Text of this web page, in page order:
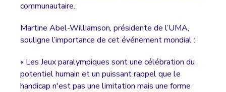
communautaire.
Martine Abel-Williamson, présidente de l’UMA,
souligne l’importance de cet événement mondial :
« Les Jeux paralympiques sont une célébration du
potentiel humain et un puissant rappel que le
handicap n'est pas une limitation mais une forme